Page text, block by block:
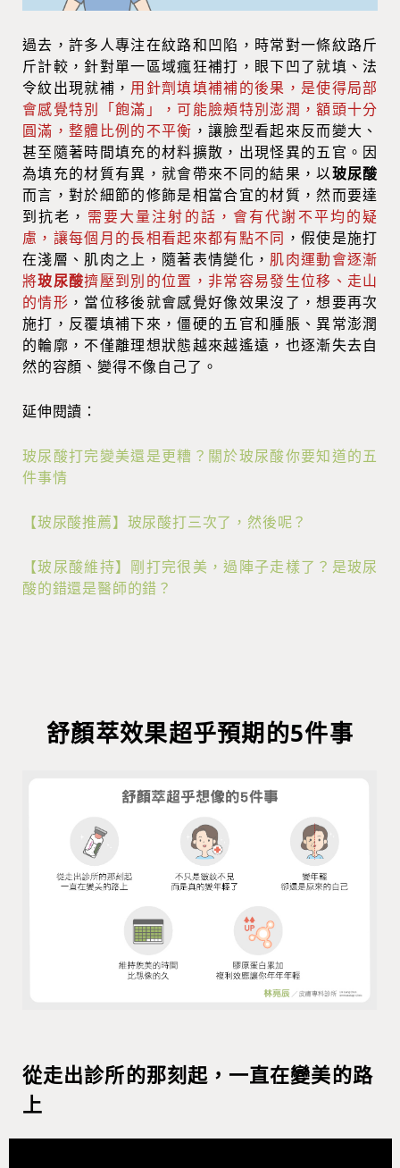
過去，許多人專注在紋路和凹陷，時常對一條紋路斤
斤計較，針對單一區域瘋狂補打，眼下凹了就填、法
令紋出現就補， 用針劑填填補補的後果，是使得局部
會感覺特別「飽滿」，可能臉頰特別澎潤，額頭十分
圓滿，整體比例的不平衡 ，讓臉型看起來反而變大、
甚至隨著時間填充的材料擴散，出現怪異的五官。因
為填充的材質有異，就會帶來不同的結果，以玻尿酸
而言，對於細節的修飾是相當合宜的材質，然而要達
到抗老， 需要大量注射的話，會有代謝不平均的疑
慮，讓每個月的長相看起來都有點不同 ，假使是施打
在淺層、肌肉之上，隨著表情變化， 肌肉運動會逐漸
將玻尿酸擠壓到別的位置，非常容易發生位移、走山
的情形 ，當位移後就會感覺好像效果沒了，想要再次
施打，反覆填補下來，僵硬的五官和腫脹、異常澎潤
的輪廓，不僅離理想狀態越來越遙遠，也逐漸失去自
然的容顏、變得不像自己了。
延伸閱讀：
玻尿酸打完變美還是更糟？關於玻尿酸你要知道的五
件事情
【玻尿酸推薦】玻尿酸打三次了，然後呢？
【玻尿酸維持】剛打完很美，過陣子走樣了？是玻尿
酸的錯還是醫師的錯？
舒顏萃效果超乎預期的5件事
從走出診所的那刻起，一直在變美的路
上